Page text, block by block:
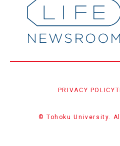
PRIVACY POLICY
© Tohoku University.